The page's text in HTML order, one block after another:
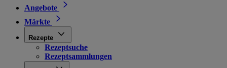
Angebote
Märkte
Rezepte
Rezeptsuche
Rezeptsammlungen